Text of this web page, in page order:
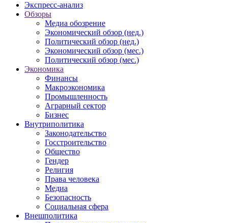
Экспресс-анализ
Обзоры
Медиа обозрение
Экономический обзор (нед.)
Политический обзор (нед.)
Экономический обзор (мес.)
Политический обзор (мес.)
Экономика
Финансы
Макроэкономика
Промышленность
Аграрный сектор
Бизнес
Внутриполитика
Законодательство
Госстроительство
Общество
Гендер
Религия
Права человека
Медиа
Безопасность
Социальная сфера
Внешполитика